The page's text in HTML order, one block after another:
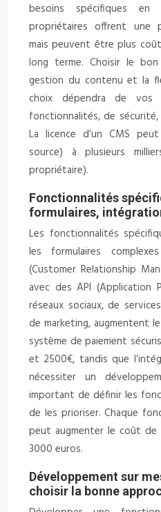
besoins spécifiques en
propriétaires offrent une
mais peuvent être plus
long terme. Choisir le
gestion du contenu et la
choix dépendra de
fonctionnalités, de
La licence d’un CMS
source) à plusieurs
propriétaire).
Fonctionnalités
formulaires,
Les fonctionnalités
les formulaires
(Customer Relationship
avec des API (Application
réseaux sociaux, de
de marketing, augmentent
système de paiement
et 2500€, tandis que
nécessiter un
important de définir les
de les prioriser. Chaque
peut augmenter le coût
3000 euros.
Développement sur
choisir la bonne